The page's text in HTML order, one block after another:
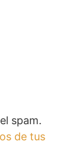
spam.
de tus